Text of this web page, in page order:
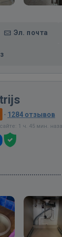
Эл. почта
· 1284 отзывов
1 ч. 45 мин.